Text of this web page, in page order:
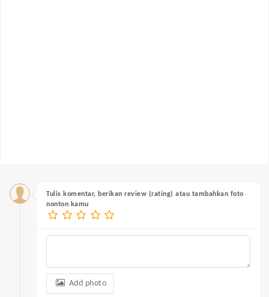
Tulis komentar, berikan review (rating) atau tambahkan foto
nonton kamu
Add photo